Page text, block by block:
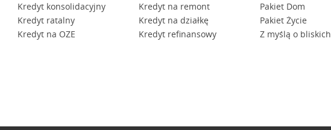
Kredyt konsolidacyjny
Kredyt ratalny
Kredyt na OZE
Kredyt na remont
Kredyt na działkę
Kredyt refinansowy
Pakiet Dom
Pakiet Życie
Z myślą o bliskich